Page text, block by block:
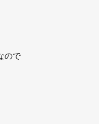
ので